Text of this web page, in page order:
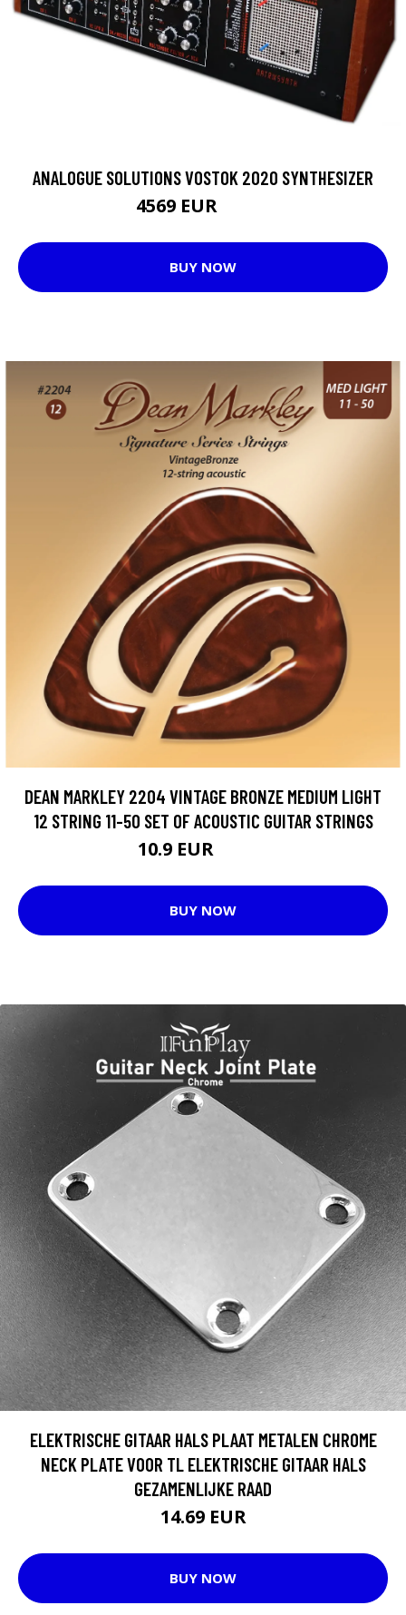
ANALOGUE SOLUTIONS VOSTOK 2020 SYNTHESIZER
4569 EUR
BUY NOW
DEAN MARKLEY 2204 VINTAGE BRONZE MEDIUM LIGHT
12 STRING 11-50 SET OF ACOUSTIC GUITAR STRINGS
10.9 EUR
BUY NOW
ELEKTRISCHE GITAAR HALS PLAAT METALEN CHROME
NECK PLATE VOOR TL ELEKTRISCHE GITAAR HALS
GEZAMENLIJKE RAAD
14.69 EUR
BUY NOW